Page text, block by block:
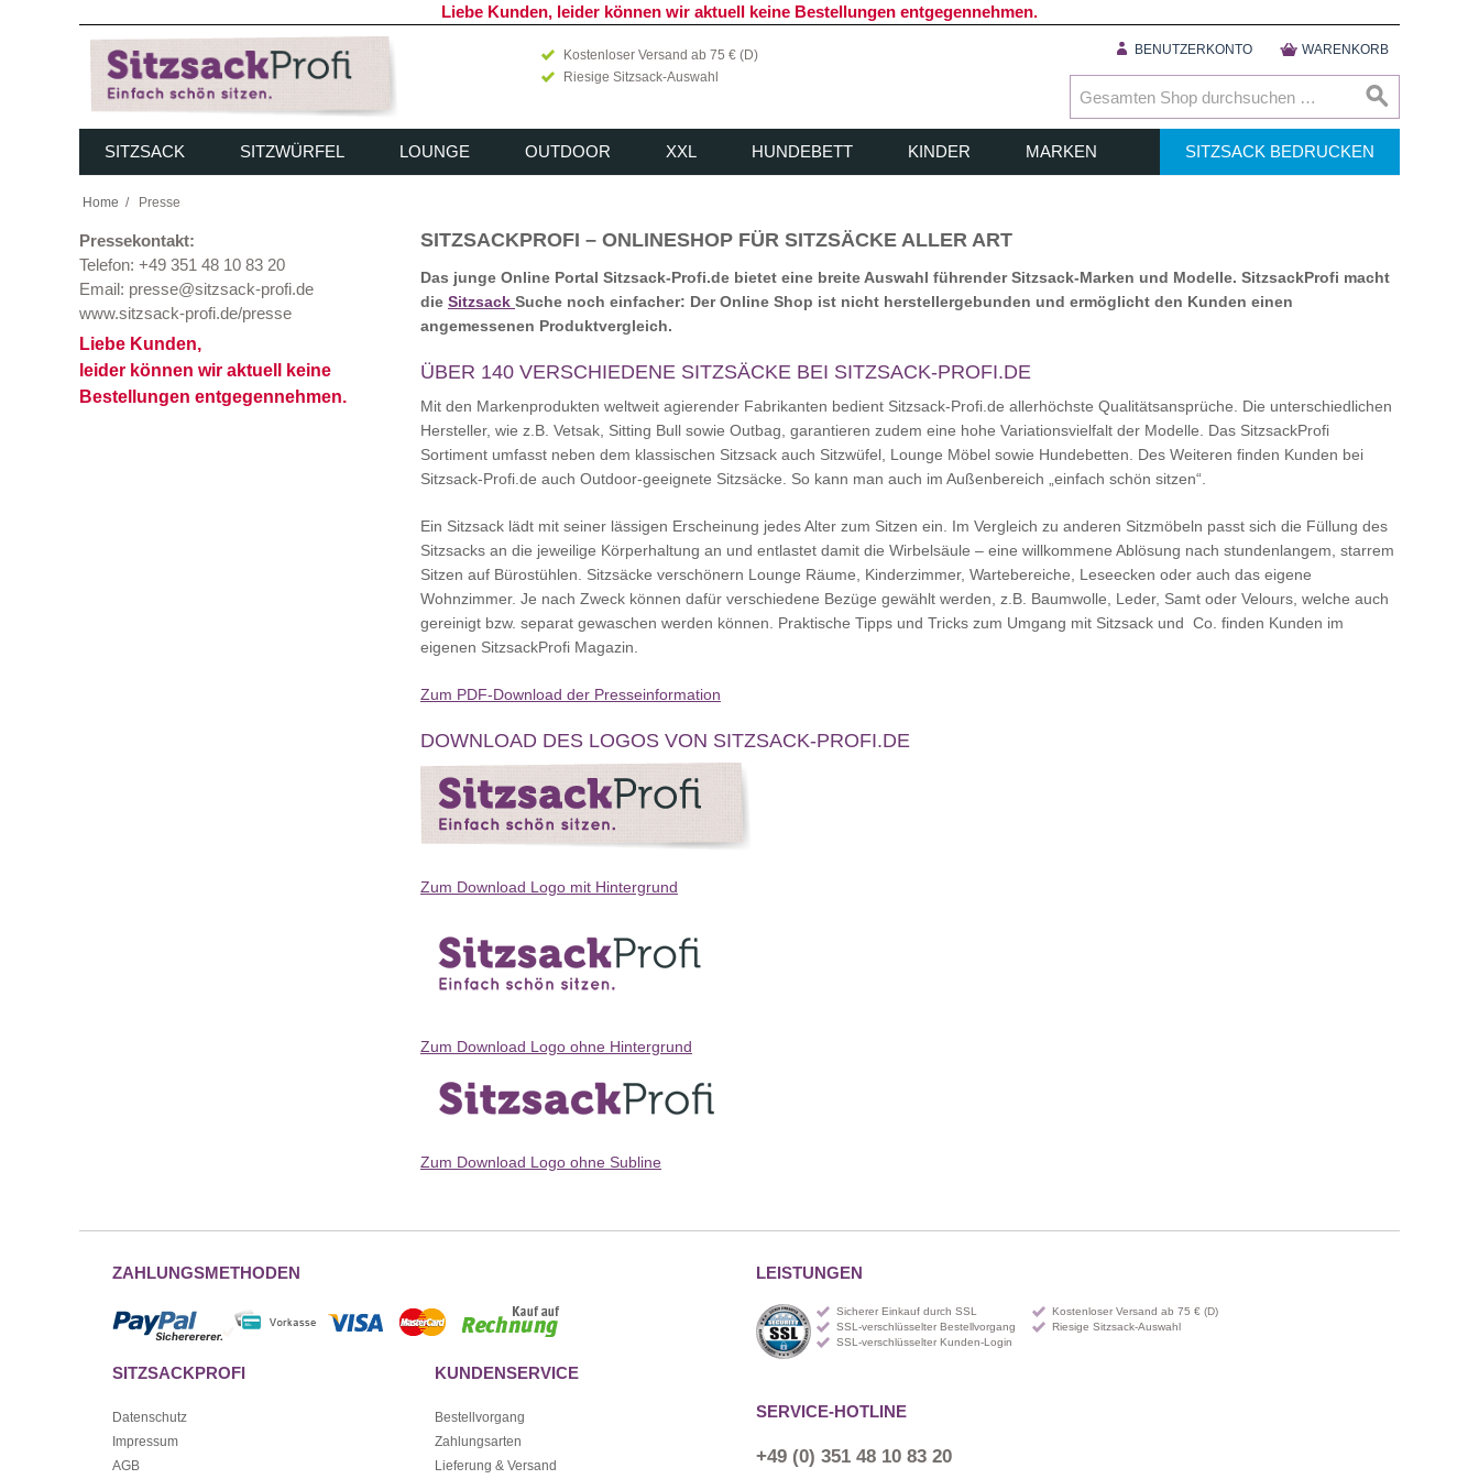
Liebe Kunden, leider können wir aktuell keine Bestellungen entgegennehmen.
Kostenloser Versand ab 75 € (D)
Riesige Sitzsack-Auswahl
BENUTZERKONTO WARENKORB
SITZSACK SITZWÜRFEL LOUNGE OUTDOOR XXL HUNDEBETT KINDER MARKEN SITZSACK BEDRUCKEN
Home / Presse
SITZSACKPROFI – ONLINESHOP FÜR SITZSÄCKE ALLER ART
Das junge Online Portal Sitzsack-Profi.de bietet eine breite Auswahl führender Sitzsack-Marken und Modelle. SitzsackProfi macht
die Sitzsack Suche noch einfacher: Der Online Shop ist nicht herstellergebunden und ermöglicht den Kunden einen
angemessenen Produktvergleich.
ÜBER 140 VERSCHIEDENE SITZSÄCKE BEI SITZSACK-PROFI.DE
Mit den Markenprodukten weltweit agierender Fabrikanten bedient Sitzsack-Profi.de allerhöchste Qualitätsansprüche. Die unterschiedlichen
Hersteller, wie z.B. Vetsak, Sitting Bull sowie Outbag, garantieren zudem eine hohe Variationsvielfalt der Modelle. Das SitzsackProfi
Sortiment umfasst neben dem klassischen Sitzsack auch Sitzwüfel, Lounge Möbel sowie Hundebetten. Des Weiteren finden Kunden bei
Sitzsack-Profi.de auch Outdoor-geeignete Sitzsäcke. So kann man auch im Außenbereich „einfach schön sitzen“.
Ein Sitzsack lädt mit seiner lässigen Erscheinung jedes Alter zum Sitzen ein. Im Vergleich zu anderen Sitzmöbeln passt sich die Füllung des
Sitzsacks an die jeweilige Körperhaltung an und entlastet damit die Wirbelsäule – eine willkommene Ablösung nach stundenlangem, starrem
Sitzen auf Bürostühlen. Sitzsäcke verschönern Lounge Räume, Kinderzimmer, Wartebereiche, Leseecken oder auch das eigene
Wohnzimmer. Je nach Zweck können dafür verschiedene Bezüge gewählt werden, z.B. Baumwolle, Leder, Samt oder Velours, welche auch
gereinigt bzw. separat gewaschen werden können. Praktische Tipps und Tricks zum Umgang mit Sitzsack und Co. finden Kunden im
eigenen SitzsackProfi Magazin.
Zum PDF-Download der Presseinformation
DOWNLOAD DES LOGOS VON SITZSACK-PROFI.DE
Zum Download Logo mit Hintergrund
Zum Download Logo ohne Hintergrund
Zum Download Logo ohne Subline
Pressekontakt:
Telefon: +49 351 48 10 83 20
Email: presse@sitzsack-profi.de
www.sitzsack-profi.de/presse
Liebe Kunden,
leider können wir aktuell
keine
Bestellungen entgegennehmen.
ZAHLUNGSMETHODEN LEISTUNGEN
Sicherer Einkauf durch SSL
SSL-verschlüsselter Bestellvorgang
SSL-verschlüsselter Kunden-Login
Kostenloser Versand ab 75 € (D)
Riesige Sitzsack-Auswahl
SITZSACKPROFI
Datenschutz
Impressum
AGB
KUNDENSERVICE
Bestellvorgang
Zahlungsarten
Lieferung & Versand
SERVICE-HOTLINE
+49 (0) 351 48 10 83 20